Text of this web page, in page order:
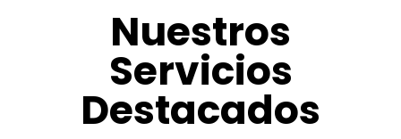
Nuestros
Servicios
Destacados